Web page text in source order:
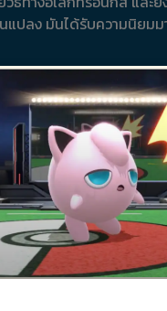
แปลง มันได้รับความนิยม